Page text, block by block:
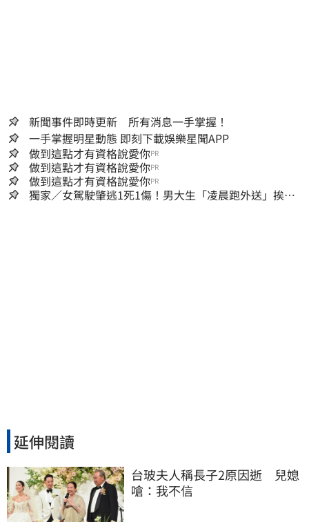
新聞事件即時更新 所有消息一手掌握！
一手掌握明星動態 即刻下載娛樂星聞APP
做到這點才有資格說愛你PR
做到這點才有資格說愛你PR
做到這點才有資格說愛你PR
獨家／女駕駛肇逃1死1傷！男大生「凌晨跑外送」挨
延伸閱讀
台玻夫人稱長子2原因逝　兒媳
嗆：我不信